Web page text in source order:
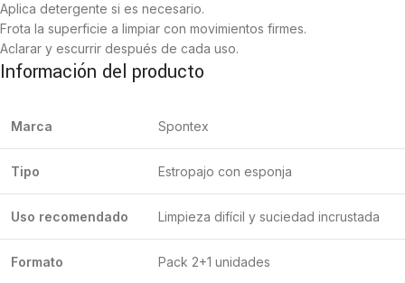
Aplica detergente si es necesario.
Frota la superficie a limpiar con movimientos firmes.
Aclarar y escurrir después de cada uso.
Información del producto
Marca Spontex
Tipo Estropajo con esponja
Uso recomendado Limpieza difícil y suciedad incrustada
Formato Pack 2+1 unidades